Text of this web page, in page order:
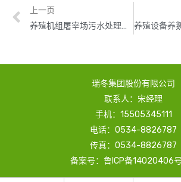
上一页
养殖机组屠宰场污水处理升温设备
瑞冬集团股份有限公司
联系人：宋经理
手机：15505345111
电话：0534-8826787
传真：0534-8826787
备案号：鲁ICP备14020406